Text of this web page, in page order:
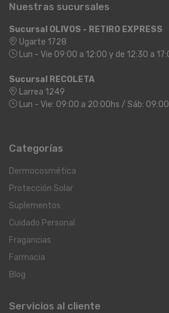
Nuestras sucursales
Sucursal OLIVOS - RETIRO EXPRESS
Ugarte 1728
Lun - Vie 09:00 a 12:00 y de 12:30 a
Sucursal RECOLETA
Larrea 1249
Lun - Vie: 09:00 a 20:00hs / Sáb:
Categorías
Dermocosmética
Protección Solar
Suplementos
Cuidado Personal
Fragancias
Farmacia
Blog
Servicios al cliente